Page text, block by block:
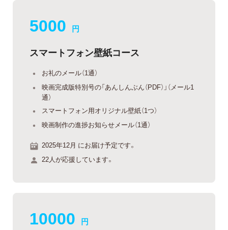
5000 円
スマートフォン壁紙コース
お礼のメール（1通）
映画完成版特別号の「あんしんぶん（PDF）」（メール1
通）
スマートフォン用オリジナル壁紙（1つ）
映画制作の進捗お知らせメール（1通）
2025年12月 にお届け予定です。
22人が応援しています。
10000 円